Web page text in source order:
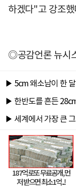
하겠다"고 강조
◎공감언론 뉴시